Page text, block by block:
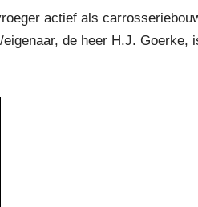
actief als
de heer H.J. Goerke,